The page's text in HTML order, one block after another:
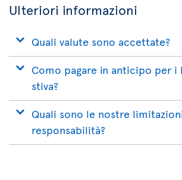
Ulteriori informazioni
Quali valute sono accettate?
Como pagare in anticipo per i
stiva?
Quali sono le nostre
responsabilità?